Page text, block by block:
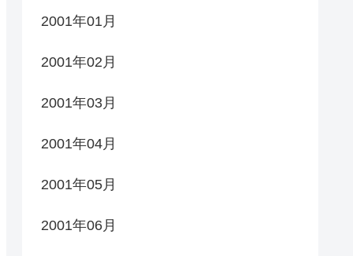
2001年01月
2001年02月
2001年03月
2001年04月
2001年05月
2001年06月